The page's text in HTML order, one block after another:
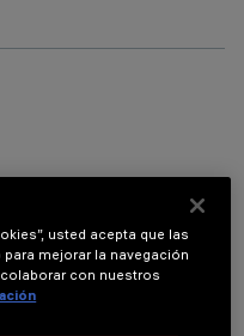
para lámpara led.
para obtener una
zonas de sombra
negro se ha
usted acepta que las
mejorar la navegación
con nuestros